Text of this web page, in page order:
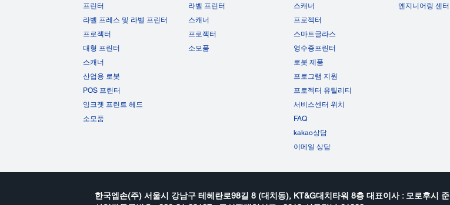
프린터
라벨 프레스 및 라벨 프린터
프로젝터
대형 프린터
스캐너
산업용 로봇
POS 프린터
잉크젯 프린트 헤드
소모품
라벨 프린터
스캐너
프로젝터
소모품
스캐너
프로젝터
스마트글라스
영수증프린터
로봇 제품
프로그램 지원
프로젝터 유틸리티
서비스센터 위치
FAQ
kakao상담
이메일 상담
엔지니어링 센터
한국엡손(주) 서울시 강남구 테헤란로98길 8 (대치동), KT&G대치타워 8층 대표이사 : 모로후시 준